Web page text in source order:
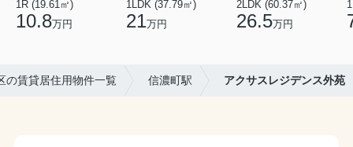
1R (19.61㎡)
10.8万円
1LDK (37.79㎡)
21万円
2LDK (60.37㎡)
26.5万円
の賃貸居住用物件一覧 信濃町駅 アクサスレジデンス外苑